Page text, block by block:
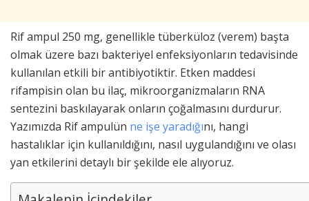
Rif ampul 250 mg, genellikle tüberküloz (verem) başta
olmak üzere bazı bakteriyel enfeksiyonların tedavisinde
kullanılan etkili bir antibiyotiktir. Etken maddesi
rifampisin olan bu ilaç, mikroorganizmaların RNA
sentezini baskılayarak onların çoğalmasını durdurur.
Yazımızda Rif ampulün ne işe yaradığını, hangi
hastalıklar için kullanıldığını, nasıl uygulandığını ve olası
yan etkilerini detaylı bir şekilde ele alıyoruz.